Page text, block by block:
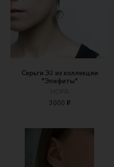
Серьги Э2 из коллекции
"Эпифиты"
НОРА
3000 ₽